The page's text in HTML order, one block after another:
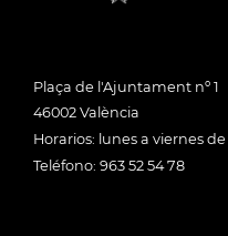
Plaça de l'Ajuntament nº 1
46002 València
Horarios: lunes a viernes de
Teléfono: 963 52 54 78